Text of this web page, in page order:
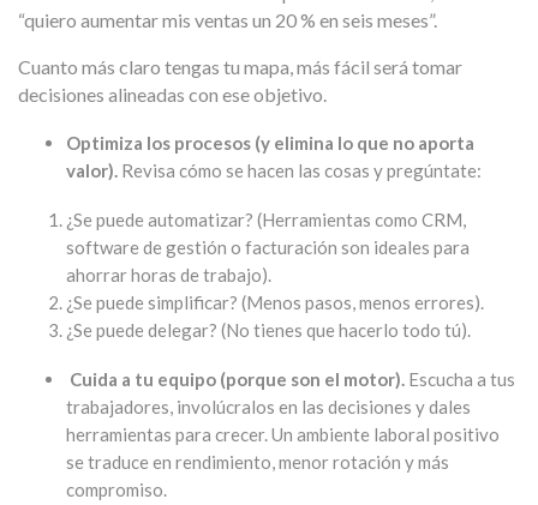
“quiero aumentar mis ventas un 20 % en seis meses”.
Cuanto más claro tengas tu mapa, más fácil será tomar
decisiones alineadas con ese objetivo.
Optimiza los procesos (y elimina lo que no aporta
valor). Revisa cómo se hacen las cosas y pregúntate:
¿Se puede automatizar? (Herramientas como CRM,
software de gestión o facturación son ideales para
ahorrar horas de trabajo).
¿Se puede simplificar? (Menos pasos, menos errores).
¿Se puede delegar? (No tienes que hacerlo todo tú).
Cuida a tu equipo (porque son el motor). Escucha a tus
trabajadores, involúcralos en las decisiones y dales
herramientas para crecer. Un ambiente laboral positivo
se traduce en rendimiento, menor rotación y más
compromiso.